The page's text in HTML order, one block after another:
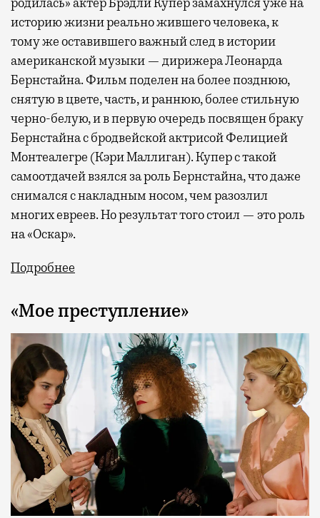
историю жизни реально жившего человека, к
тому же оставившего важный след в истории
американской музыки — дирижера Леонарда
Бернстайна. Фильм поделен на более позднюю,
снятую в цвете, часть, и раннюю, более стильную
черно-белую, и в первую очередь посвящен браку
Бернстайна с бродвейской актрисой Фелицией
Монтеалегре (Кэри Маллиган). Купер с такой
самоотдачей взялся за роль Бернстайна, что даже
снимался с накладным носом, чем разозлил
многих евреев. Но результат того стоил — это роль
на «Оскар».
Подробнее
«Мое преступление»